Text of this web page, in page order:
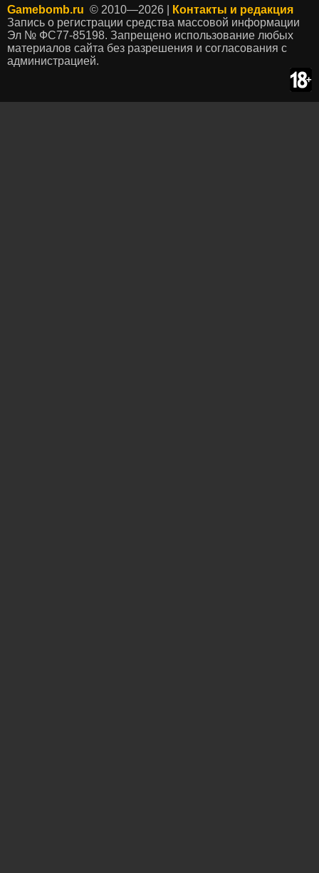
Gamebomb.ru © 2010—2026 |
Контакты и редакция
Запись о регистрации средства массовой информации
Эл № ФС77-85198. Запрещено использование любых
материалов сайта без разрешения и согласования с
администрацией.